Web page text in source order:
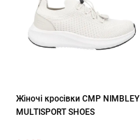
Жіночі кросівки CMP NIMBLEY
MULTISPORT SHOES